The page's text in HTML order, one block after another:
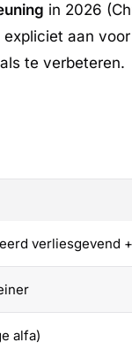
in 2026
aan
te verbeteren.
verliesgevend
alfa)